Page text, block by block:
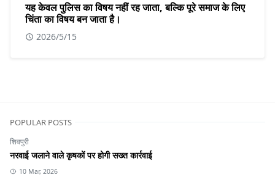
यह केवल पुलिस का विषय नहीं रह जाता, बल्कि पूरे समाज के लिए
चिंता का विषय बन जाता है।
2026/5/15
POPULAR POSTS
शिवपुरी
नरवाई जलाने वाले कृषकों पर होगी सख्त कार्रवाई
10 Mar, 2026